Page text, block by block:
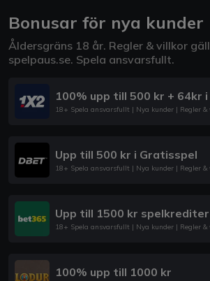
Bonusar för nya kunder
Åldersgräns 18 år. Regler & villkor
spelpaus.se. Spela ansvarsfullt.
100% upp till 500 kr + 64kr
18+ Spela ansvarsfullt | Nya kunder | Regler
Upp till 500 kr i Gratisspel
18+ Spela ansvarsfullt | Nya kunder | Regler
Upp till 1500 kr spelkrediter
18+ Spela ansvarsfullt | Nya kunder | Regler
100% upp till 1000 kr